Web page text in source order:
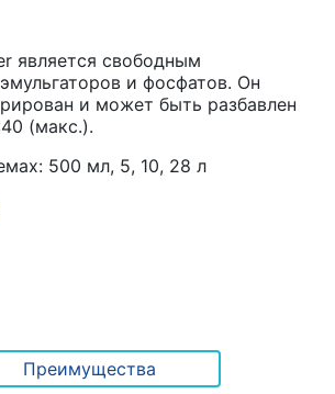
является свободным
и фосфатов. Он
и может быть разбавлен
(макс.).
500 мл, 5, 10, 28 л
Преимущества